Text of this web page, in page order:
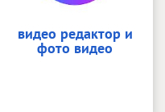
видео редактор и
фото видео